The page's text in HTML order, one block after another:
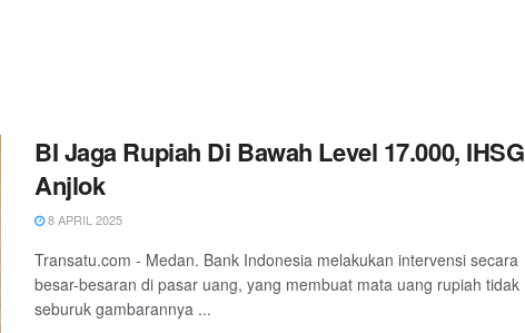
BI Jaga Rupiah Di Bawah Level 17.000, IHSG
Anjlok
8 APRIL 2025
Transatu.com - Medan. Bank Indonesia melakukan intervensi secara
besar-besaran di pasar uang, yang membuat mata uang rupiah tidak
seburuk gambarannya ...